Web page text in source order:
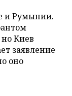
и Румынии.
Киев
заявление
оно